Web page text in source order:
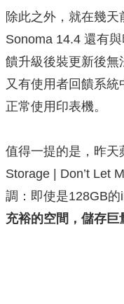
除此之外，就在幾
Sonoma 14.4 還有
饋升級後裝更新後無
又有使用者回饋系
正常使用印表機。
值得一提的是，昨
Storage | Don’t Let
調：即使是128GB的
充裕的空間，儲存巨